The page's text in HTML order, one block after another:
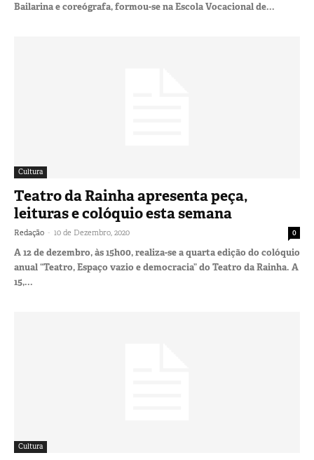
Bailarina e coreógrafa, formou-se na Escola Vocacional de...
Cultura
Teatro da Rainha apresenta peça,
leituras e colóquio esta semana
Redação - 10 de Dezembro, 2020 0
A 12 de dezembro, às 15h00, realiza-se a quarta edição do colóquio
anual “Teatro, Espaço vazio e democracia” do Teatro da Rainha. A
15,...
Cultura